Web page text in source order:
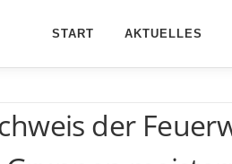
START AKTUELLES
der